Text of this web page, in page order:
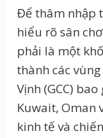
Để thâm nhập
hiểu rõ sân
phải là một
thành các
Vịnh (GCC)
Kuwait, Oman
kinh tế và